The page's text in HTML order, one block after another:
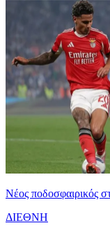
Νέος ποδοσφαιρικός
ΔΙΕΘΝΗ